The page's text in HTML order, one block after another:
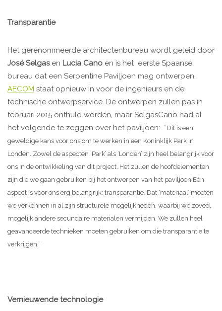
Transparantie
Het gerenommeerde architectenbureau wordt geleid door
José Selgasen Lucia Cano en is het eerste Spaanse
bureau dat een Serpentine Paviljoen mag ontwerpen.
AECOM staat opnieuw in voor de ingenieurs en de
technische ontwerpservice. De ontwerpen zullen pas in
februari 2015 onthuld worden, maar SelgasCano had al
het volgende te zeggen over het paviljoen:
“Dit is een
geweldige kans voor ons om te werken in een Koninklijk Park in
Londen. Zowel de aspecten ‘Park’ als ‘Londen’ zijn heel belangrijk voor
ons in de ontwikkeling van dit project. Het zullen de hoofdelementen
zijn die we gaan gebruiken bij het ontwerpen van het paviljoen.Eén
aspect is voor ons erg belangrijk: transparantie. Dat ‘materiaal’ moeten
we verkennen in al zijn structurele mogelijkheden, waarbij we zoveel
mogelijk andere secundaire materialen vermijden. We zullen heel
geavanceerde technieken moeten gebruiken om die transparantie te
verkrijgen.”
Vernieuwende technologie